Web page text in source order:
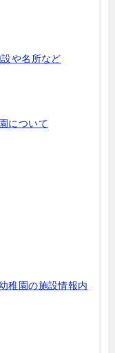
や名所など
について
稚園の施設情報内